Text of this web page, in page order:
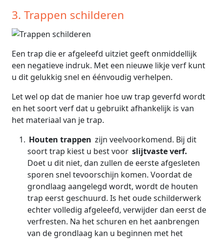
3. Trappen schilderen
Een trap die er afgeleefd uitziet geeft onmiddellijk
een negatieve indruk. Met een nieuwe likje verf kunt
u dit gelukkig snel en éénvoudig verhelpen.
Let wel op dat de manier hoe uw trap geverfd wordt
en het soort verf dat u gebruikt afhankelijk is van
het materiaal van je trap.
Houten trappen zijn veelvoorkomend. Bij dit
soort trap kiest u best voor slijtvaste verf.
Doet u dit niet, dan zullen de eerste afgesleten
sporen snel tevoorschijn komen. Voordat de
grondlaag aangelegd wordt, wordt de houten
trap eerst geschuurd. Is het oude schilderwerk
echter volledig afgeleefd, verwijder dan eerst de
verfresten. Na het schuren en het aanbrengen
van de grondlaag kan u beginnen met het